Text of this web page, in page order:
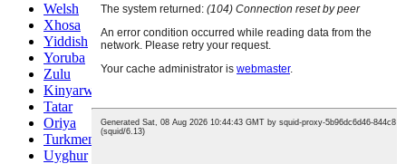
Welsh
Xhosa
Yiddish
Yoruba
Zulu
Kinyarwanda
Tatar
Oriya
Turkmen
Uyghur